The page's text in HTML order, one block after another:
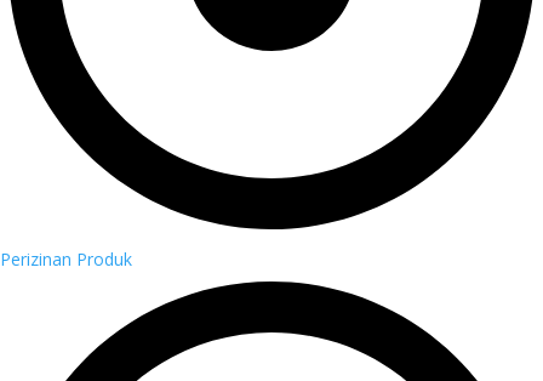
Perizinan Produk